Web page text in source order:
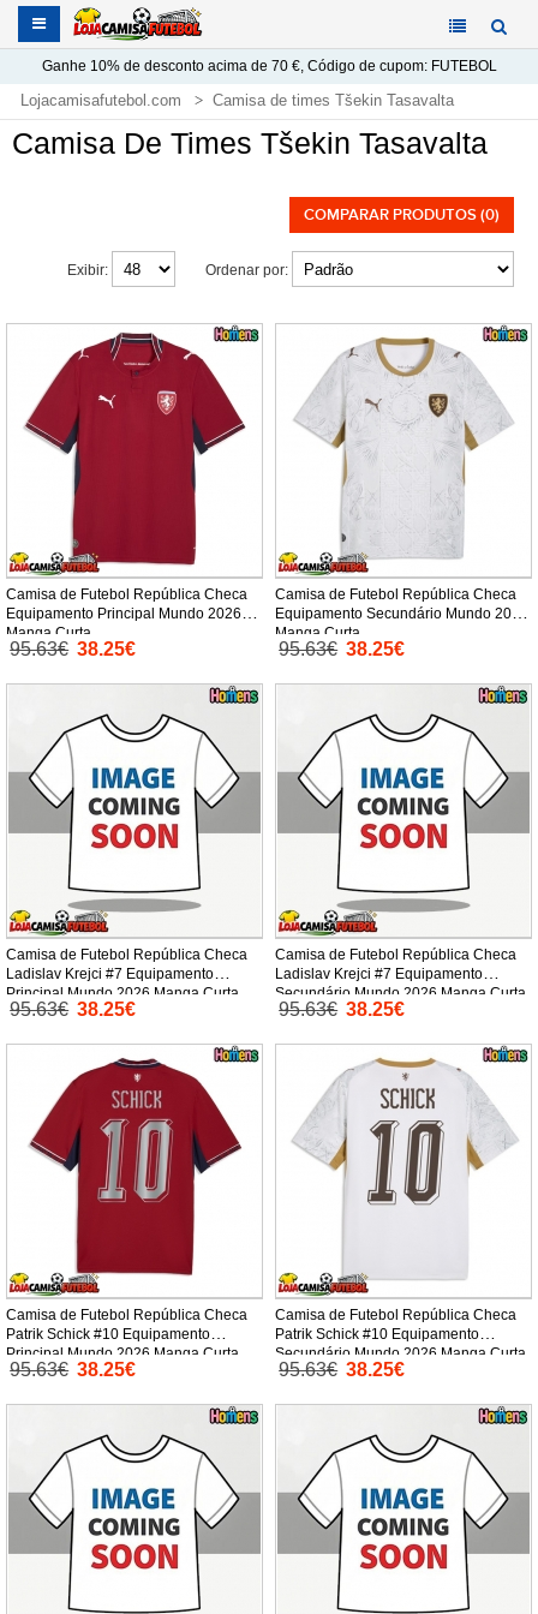
Ganhe 10%de desconto acima de 70 €, Código de cupom: FUTEBOL
Lojacamisafutebol.com Camisa de times Tšekin Tasavalta
Camisa De Times Tšekin Tasavalta
COMPARAR PRODUTOS (0)
Ordenar por:
Exibir:
Camisa de Futebol República Checa
Equipamento Principal Mundo 2026
Manga Curta
95.63€ 38.25€
Camisa de Futebol República Checa
Equipamento Secundário Mundo 2026
Manga Curta
95.63€ 38.25€
Camisa de Futebol República Checa
Ladislav Krejci #7 Equipamento
Principal Mundo 2026 Manga Curta
95.63€ 38.25€
Camisa de Futebol República Checa
Ladislav Krejci #7 Equipamento
Secundário Mundo 2026 Manga Curta
95.63€ 38.25€
Camisa de Futebol República Checa
Patrik Schick #10 Equipamento
Principal Mundo 2026 Manga Curta
95.63€ 38.25€
Camisa de Futebol República Checa
Patrik Schick #10 Equipamento
Secundário Mundo 2026 Manga Curta
95.63€ 38.25€